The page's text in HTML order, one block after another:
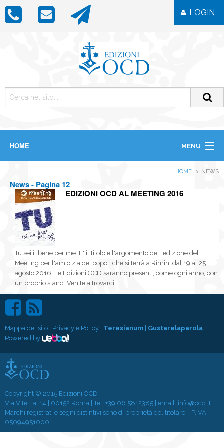
LOGIN
HOME MENU
RIVISTE
ICONE
IMMAGINI
OGGETTISTICA
NEWS
CONTATTI
HOME NEWS
News - Pagina 12
EDIZIONI OCD AL MEETING 2016
Tu sei il bene per me. E' il titolo e l'argomento dell'edizione del
Meeting per l'amicizia dei popoli che si terrà a Rimini dal 19 al 25
agosto 2016. Le Edizioni OCD saranno presenti, come ogni anno, con
un proprio stand. Venite a trovarci!
Mappa del sito | Privacy e Policy | Teresianum | Gustarelaparola |
Powered by
Copyright © 2015 Edizioni OCD
Via Vitellia, 14 | 00152 Roma | Tel. +39 06 5812385 | email: info@ocd.it
Marchi registrati e segni distintivi sono di proprietà del titolare. | P.IVA
05094951000